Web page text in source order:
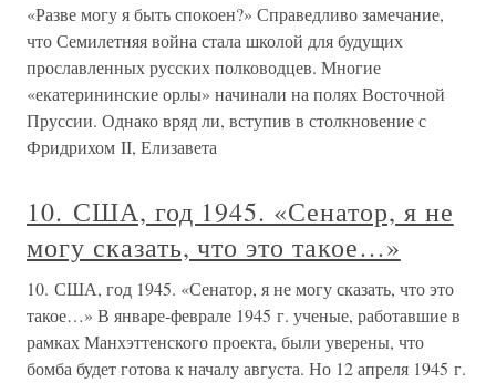
«Разве могу я быть спокоен?» Справедливо замечание,
что Семилетняя война стала школой для будущих
прославленных русских полководцев. Многие
«екатерининские орлы» начинали на полях Восточной
Пруссии. Однако вряд ли, вступив в столкновение с
Фридрихом II, Елизавета
10. США, год 1945. «Сенатор, я не
могу сказать, что это такое…»
10. США, год 1945. «Сенатор, я не могу сказать, что это
такое…» В январе-феврале 1945 г. ученые, работавшие в
рамках Манхэттенского проекта, были уверены, что
бомба будет готова к началу августа. Но 12 апреля 1945 г.